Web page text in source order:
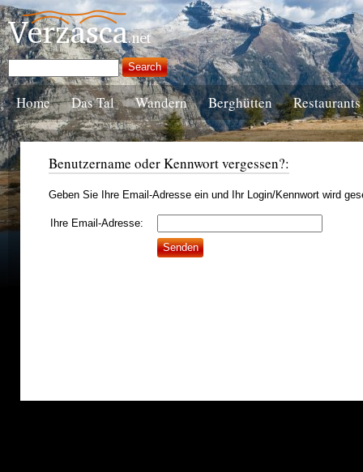
Home Das Tal Wandern Berghütten Restaurants
Benutzername oder Kennwort vergessen?:
Geben Sie Ihre Email-Adresse ein und Ihr Login/Kennwort wird
Ihre Email-Adresse: